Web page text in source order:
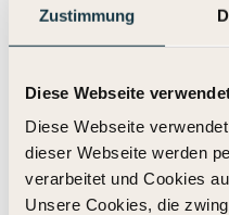
Zustimmung
Diese Webseite
Diese Webseite
dieser Webseite werden
verarbeitet und Cookies
Unsere Cookies, die